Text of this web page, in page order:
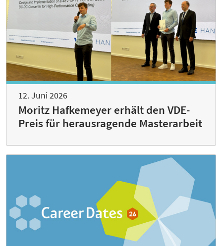
12. Juni 2026
Moritz Hafkemeyer erhält den VDE-
Preis für herausragende Masterarbeit